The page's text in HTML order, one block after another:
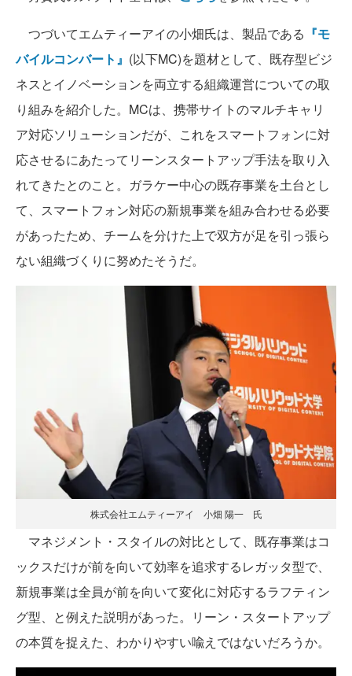
つづいてエムティーアイの小畑氏は、製品である 『モ
バイルコンバート』 (以下MC)を題材として、既存型ビジ
ネスとイノベーションを両立する組織運営についての取
り組みを紹介した。MCは、携帯サイトのマルチキャリ
ア対応ソリューションだが、これをスマートフォンに対
応させるにあたってリーンスタートアップ手法を取り入
れてきたとのこと。ガラケー中心の既存事業を土台とし
て、スマートフォン対応の新規事業を組み合わせる必要
があったため、チームを分けた上で双方が足を引っ張ら
ない組織づくりに努めたそうだ。
株式会社エムティーアイ 小畑 陽一 氏
マネジメント・スタイルの対比として、既存事業はコ
ックスだけが前を向いて効率を追求するレガッタ型で、
新規事業は全員が前を向いて変化に対応するラフティン
グ型、と例えた説明があった。リーン・スタートアップ
の本質を捉えた、わかりやすい喩えではないだろうか。